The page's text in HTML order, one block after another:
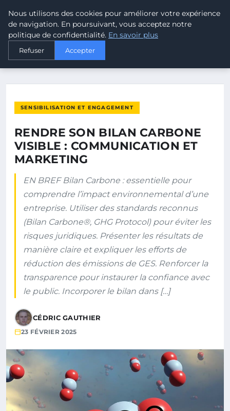
MALTA CLIMATE
ACCUEIL
RENDRE SON BILAN CARBONE VISIBLE : COMMUNICATION ET…
SENSIBILISATION ET ENGAGEMENT
RENDRE SON BILAN CARBONE
VISIBLE : COMMUNICATION ET
MARKETING
EN BREF Bilan Carbone : essentielle pour
comprendre l’impact environnemental d’une
entreprise. Utiliser des standards reconnus
(Bilan Carbone®, GHG Protocol) pour éviter les
risques juridiques. Présenter les résultats de
manière claire et expliquer les efforts de
réduction des émissions de GES. Renforcer la
transparence pour instaurer la confiance avec
le public. Incorporer le bilan dans […]
CÉDRIC GAUTHIER
23 FÉVRIER 2025
Nous utilisons des cookies pour améliorer votre expérience
de navigation. En poursuivant, vous acceptez notre
politique de confidentialité. En savoir plus
Refuser Accepter